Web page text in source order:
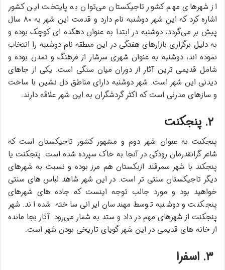
از شهرهای مهم کشور تاجیکستان می‌توان به پایتخت این کشور
اشاره کرد که این شهر دوشنبه نام دارد و قدمت این شهر به ۸۰ سال
پیش بر می‌گردد، دوشنبه در ابتدا به عنوان دهکده ای کوچک بوده و
به دلیل برگزاری بازارهای هفتگی در این منطقه نام دوشنبه را انتخاب
نموده اند، دوشنبه به عنوان شهری سرشار از فرهنگ و تمدن بوده و
شامل قدیمی ترین آثار از دوران میان سنگی است. یکی از جاهای
دیدنی این شهر است. شهر دوشنبه دارای مناطق دل نشین با ساخت
و سازهای مدرنی است که اکثر گردشگران به این شهر علاقه دارند.
پنجکنت به عنوان شهر دوم و مشهور کشور تاجیکستان است که
شاعر گرانقدرمان رودکی در آنجا به خاک سپرده شده است. پنجکنت یا
پنجکند با شهر سمرقند ازبکستان هم مرز بوده و نسبت به شهرهای
دیگر تاجیکستان سنتی تر است. در این شهر شاهد لباس‌ های سنتی
خواهید بود و مورد جالب توجه اینست که جاده‌ های شهرهای
پنجکنت و دوشنبه توسط مهندسان ایرانی ساخته شده اند. شهر
پنجکنت از شهرهای مهم در داد و ستد به شمار می‌رود. آثار بجا مانده
از خانه های قدیمی در این شهر گویای تاریخی بودن شهر است.